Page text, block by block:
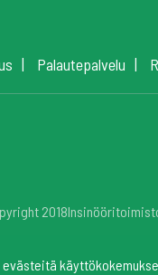
Palautepalvelu